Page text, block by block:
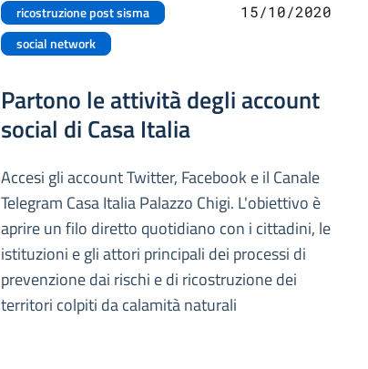
ricostruzione post sisma
social network
15/10/2020
Partono le attività degli account
social di Casa Italia
Accesi gli account Twitter, Facebook e il Canale
Telegram Casa Italia Palazzo Chigi. L'obiettivo è
aprire un filo diretto quotidiano con i cittadini, le
istituzioni e gli attori principali dei processi di
prevenzione dai rischi e di ricostruzione dei
territori colpiti da calamità naturali